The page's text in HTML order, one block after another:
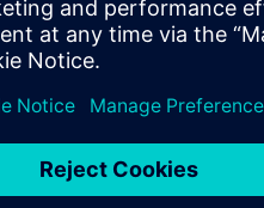
de Seguridad Integrada, así como
puesta en marcha y